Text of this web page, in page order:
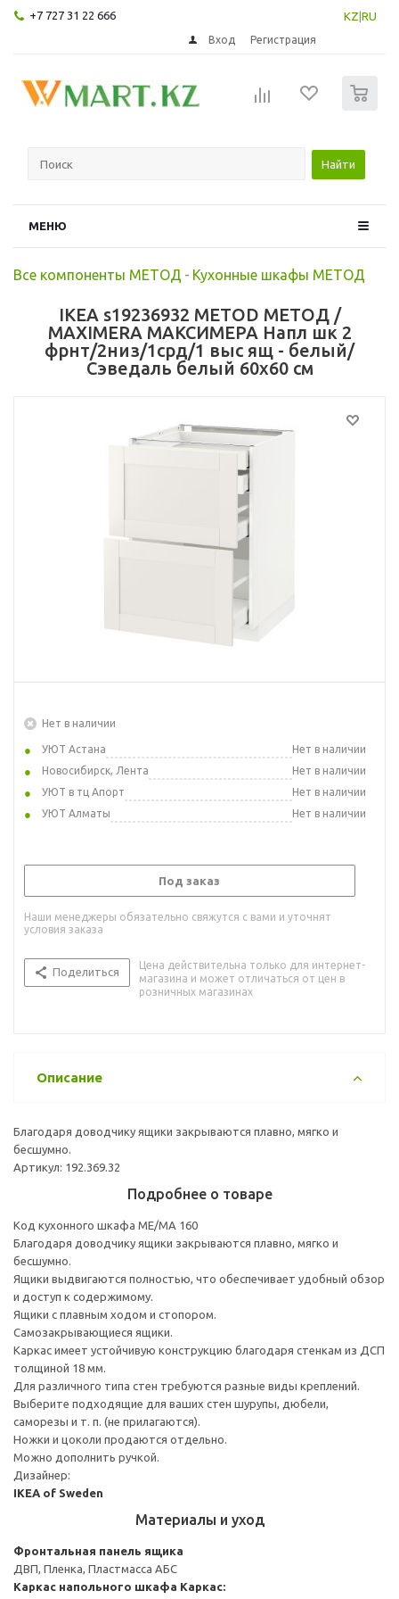
+7 727 31 22 666 KZ RU
Вход Регистрация
Найти
МЕНЮ
Все компоненты МЕТОД - Кухонные шкафы МЕТОД
IKEA s19236932 METOD МЕТОД /
MAXIMERA МАКСИМЕРА Напл шк 2
фрнт/2низ/1срд/1 выс ящ - белый/
Сэведаль белый 60x60 см
Нет в наличии
УЮТ Астана
Нет в наличии
Новосибирск, Лента
Нет в наличии
УЮТ в тц Апорт
Нет в наличии
УЮТ Алматы
Нет в наличии
Под заказ
Наши менеджеры обязательно свяжутся с вами и уточнят
условия заказа
Поделиться
Цена действительна только для интернет-
магазина и может отличаться от цен в
розничных магазинах
Описание
Благодаря доводчику ящики закрываются плавно, мягко и
бесшумно.
Артикул: 192.369.32
Подробнее о товаре
Код кухонного шкафа ME/MA 160
Благодаря доводчику ящики закрываются плавно, мягко и
бесшумно.
Ящики выдвигаются полностью, что обеспечивает удобный обзор
и доступ к содержимому.
Ящики с плавным ходом и стопором.
Самозакрывающиеся ящики.
Каркас имеет устойчивую конструкцию благодаря стенкам из ДСП
толщиной 18 мм.
Для различного типа стен требуются разные виды креплений.
Выберите подходящие для ваших стен шурупы, дюбели,
саморезы и т. п. (не прилагаются).
Ножки и цоколи продаются отдельно.
Можно дополнить ручкой.
Дизайнер:
IKEA of Sweden
Материалы и уход
Фронтальная панель ящика
ДВП, Пленка, Пластмасса АБС
Каркас напольного шкафа Каркас: